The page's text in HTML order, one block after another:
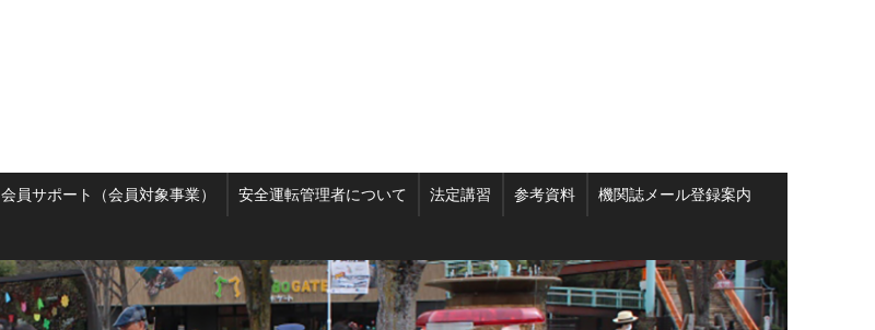
会員サポート（会員対象事業） 安全運転管理者について 法定講習 参考資料 機関誌メール登録案内